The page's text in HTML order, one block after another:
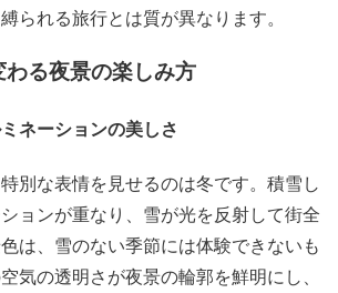
られる旅行とは質が異なります。
る夜景の楽しみ方
ネーションの美しさ
別な表情を見せるのは冬です。積雪し
ョンが重なり、雪が光を反射して街全
は、雪のない季節には体験できないも
気の透明さが夜景の輪郭を鮮明にし、